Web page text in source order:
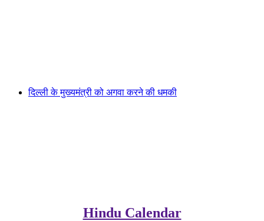
दिल्ली के मुख्यमंत्री को अगवा करने की धमकी
Hindu Calendar